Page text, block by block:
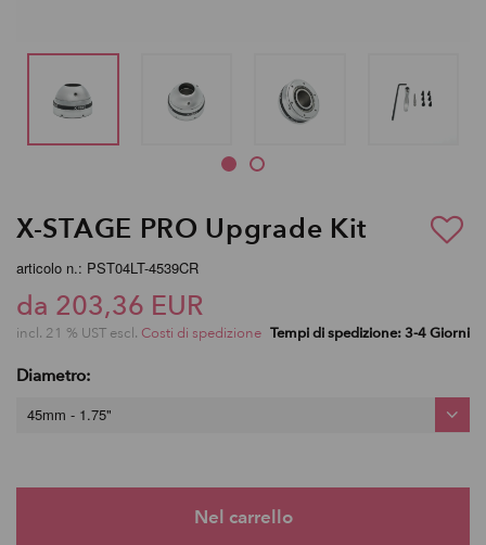
X-STAGE PRO Upgrade Kit
articolo n.: PST04LT-4539CR
da 203,36 EUR
incl. 21 % UST escl. Costi di spedizione Tempi di spedizione: 3-4 Giorni
Diametro:
45mm - 1.75"